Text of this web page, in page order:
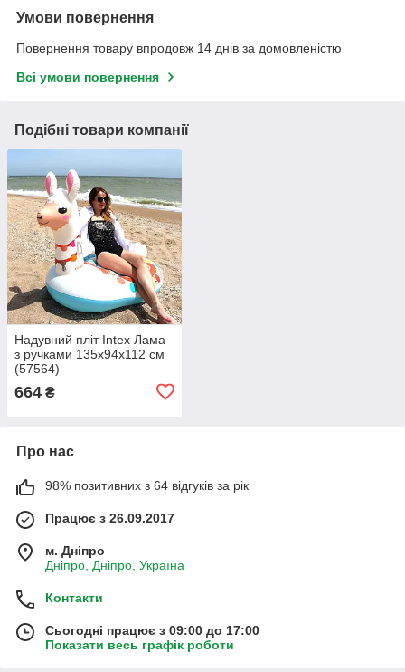
Умови повернення
Повернення товару впродовж 14 днів за домовленістю
Всі умови повернення
Подібні товари компанії
Надувний пліт Intex Лама
з ручками 135х94х112 см
(57564)
664 ₴
Про нас
98% позитивних з 64 відгуків за рік
Працює з 26.09.2017
м. Дніпро
Дніпро, Дніпро, Україна
Контакти
Сьогодні працює з 09:00 до 17:00
Показати весь графік роботи